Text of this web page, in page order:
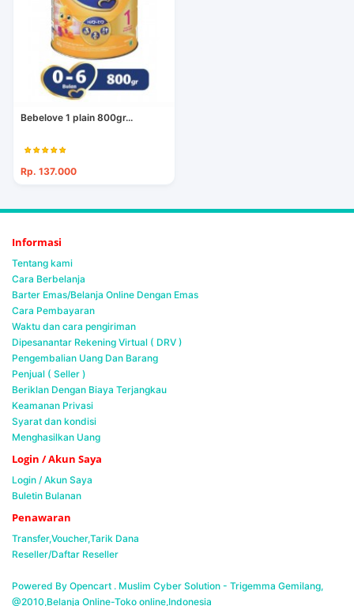
Bebelove 1 plain 800gr...
Rp. 137.000
Informasi
Tentang kami
Cara Berbelanja
Barter Emas/Belanja Online Dengan Emas
Cara Pembayaran
Waktu dan cara pengiriman
Dipesanantar Rekening Virtual ( DRV )
Pengembalian Uang Dan Barang
Penjual ( Seller )
Beriklan Dengan Biaya Terjangkau
Keamanan Privasi
Syarat dan kondisi
Menghasilkan Uang
Login / Akun Saya
Login / Akun Saya
Buletin Bulanan
Penawaran
Transfer,Voucher,Tarik Dana
Reseller/Daftar Reseller
Powered By Opencart . Muslim Cyber Solution - Trigemma Gemilang,
@2010,Belanja Online-Toko online,Indonesia